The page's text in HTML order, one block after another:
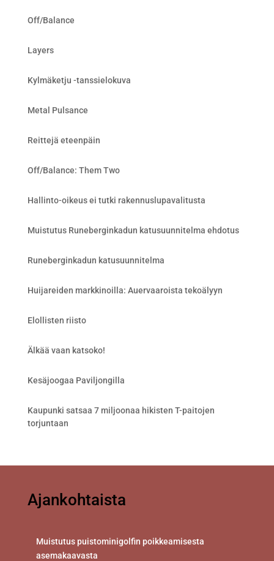
Off/Balance
Layers
Kylmäketju -tanssielokuva
Metal Pulsance
Reittejä eteenpäin
Off/Balance: Them Two
Hallinto-oikeus ei tutki rakennuslupavalitusta
Muistutus Runeberginkadun katusuunnitelma ehdotus
Runeberginkadun katusuunnitelma
Huijareiden markkinoilla: Auervaaroista tekoälyyn
Elollisten riisto
Älkää vaan katsoko!
Kesäjoogaa Paviljongilla
Kaupunki satsaa 7 miljoonaa hikisten T-paitojen
torjuntaan
Ajankohtaista
Muistutus puistominigolfin poikkeamisesta
asemakaavasta